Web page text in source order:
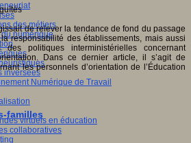
des métiers
numérique
inversées
Numérique de Travail
virtuels en éducation
collaboratives
de relever la tendance de fond du passage
responsabilité des établissements, mais aussi
politiques interministérielles concernant
Dans ce dernier article, il s’agit de
les personnels d’orientation de l’Éducation
familles